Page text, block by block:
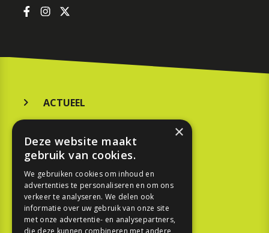
ACTUEEL
KOOPGIDS
TESTEN
SPORT
×
Deze website maakt
gebruik van cookies.
We gebruiken cookies om inhoud en
advertenties te personaliseren en om ons
verkeer te analyseren. We delen ook
informatie over uw gebruik van onze site
met onze advertentie- en analysepartners,
die deze kunnen combineren met andere